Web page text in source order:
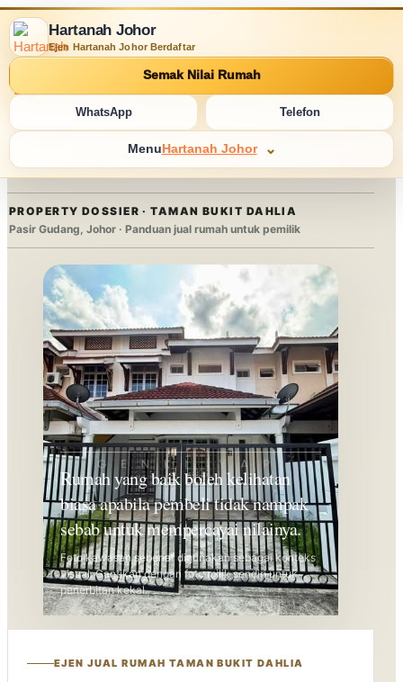
Hartanah Johor
Ejen Hartanah Johor Berdaftar
Semak Nilai Rumah
WhatsApp Telefon
Menu Hartanah Johor
PROPERTY DOSSIER · TAMAN BUKIT DAHLIA
Pasir Gudang, Johor · Panduan jual rumah untuk pemilik
Rumah yang baik boleh kelihatan
biasa apabila pembeli tidak nampak
sebab untuk mempercayai nilainya.
Foto kawasan sebenar digunakan sebagai konteks
visual. Gantikan dengan foto milik sendiri untuk
penerbitan kekal.
EJEN JUAL RUMAH TAMAN BUKIT DAHLIA